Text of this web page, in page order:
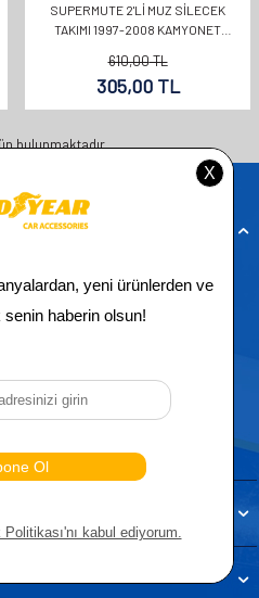
SUPERMUTE 2'LI MUZ SILECEK
TAKIMI 1997-2008 KAMYONET
610,00TL
305,00TL
bulunmaktadır.
34522 Esenyurt/İstanbul